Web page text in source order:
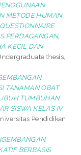
METODE HUMAN
PERDAGANGAN,
KECIL DAN
thesis,
TANAMAN OBAT
TUMBUHAN
SISWA KELAS IV
Pendidikan
BERBASIS